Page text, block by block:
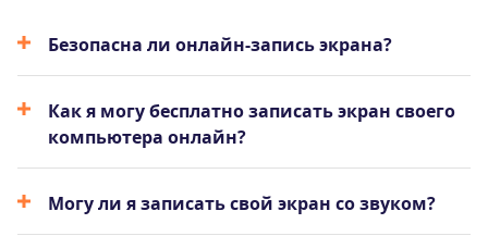
Безопасна ли онлайн-запись экрана?
Как я могу бесплатно записать экран своего
компьютера онлайн?
Могу ли я записать свой экран со звуком?